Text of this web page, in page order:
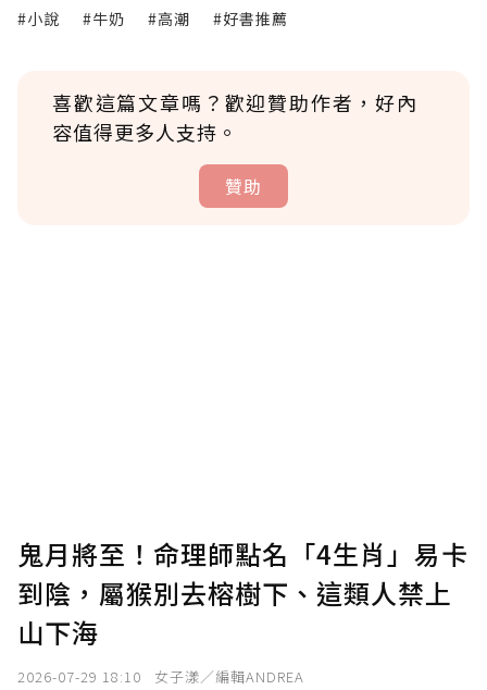
#小說 #牛奶 #高潮 #好書推薦
喜歡這篇文章嗎？歡迎贊助作者，好內
容值得更多人支持。
贊助
確認送出
鬼月將至！命理師點名「4生肖」易卡
到陰，屬猴別去榕樹下、這類人禁上
山下海
2026-07-29 18:10 女子漾／編輯ANDREA